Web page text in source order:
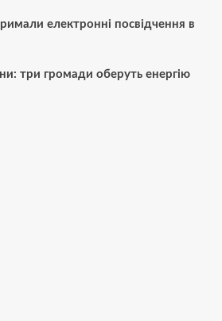
електронні посвідчення в
три громади оберуть енергію